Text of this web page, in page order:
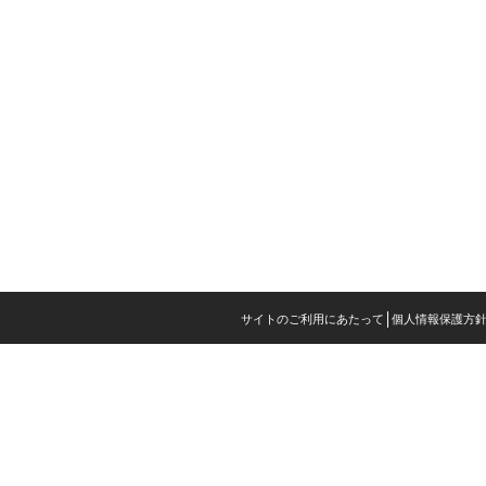
サイトのご利用にあたって 個人情報保護方針